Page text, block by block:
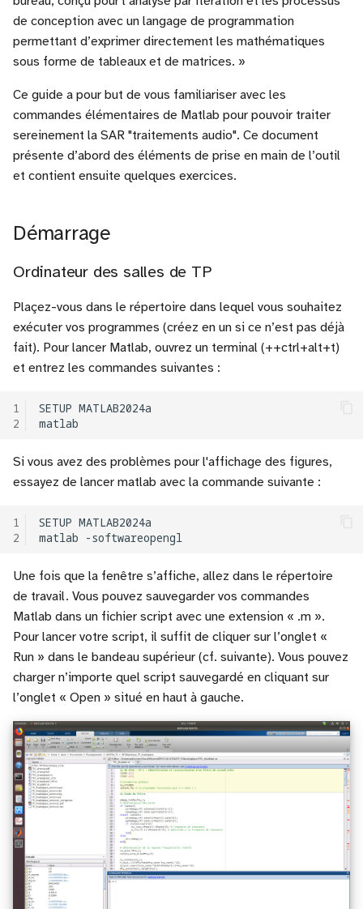
o
n
d
l
c
h
e
h
Registers
Counters
Finite State Machine (FSM)
Component instanciation
Useful tools
Sources
Historique
Variables d’environnement
Déclaration d’un vecteur
Vecteur de taille connue n
Vecteur de taille inconnue
Opérations sur les matrices
Déclaration, éléments
Opérations sur les matrices
(et les vecteurs)
Quelques fonctions
et les matrices
Boucle for
Boucle while
Fonctions
Pour en savoir davantage
Exercices
Exercice 1
Exercice 2
Exercice 3
Exercice 4
Vision
Application to Text
(beta) Tutorial adaptation of
models
Final project
de conception avec un langage de programmation
permettant d’exprimer directement les mathématiques
sous forme de tableaux et de matrices. »
Ce guide a pour but de vous familiariser avec les
commandes élémentaires de Matlab pour pouvoir traiter
sereinement la SAR "traitements audio". Ce document
présente d’abord des éléments de prise en main de l’outil
et contient ensuite quelques exercices.
Démarrage
Ordinateur des salles de TP
Plaçez-vous dans le répertoire dans lequel vous souhaitez
exécuter vos programmes (créez en un si ce n’est pas déjà
fait). Pour lancer Matlab, ouvrez un terminal (++ctrl+alt+t)
et entrez les commandes suivantes :
1
2
SETUP MATLAB2024a
Si vous avez des problèmes pour l'affichage des figures,
essayez de lancer matlab avec la commande suivante :
1
2
SETUP MATLAB2024a
matlab
Une fois que la fenêtre s’affiche, allez dans le répertoire
de travail. Vous pouvez sauvegarder vos commandes
Matlab dans un fichier script avec une extension « .m ».
Pour lancer votre script, il suffit de cliquer sur l’onglet «
Run » dans le bandeau supérieur (cf. suivante). Vous pouvez
charger n’importe quel script sauvegardé en cliquant sur
l’onglet « Open » situé en haut à gauche.